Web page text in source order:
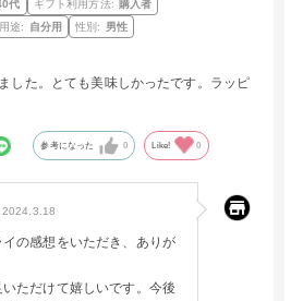
代 ギフト利用方法: 購入者
途:
自分用 性別: 男性
した。とても美味しかったです。ラッピ
参考になった 0 Like! 0
2024.3.18
の感想をいただき、ありが
ただけて嬉しいです。今後